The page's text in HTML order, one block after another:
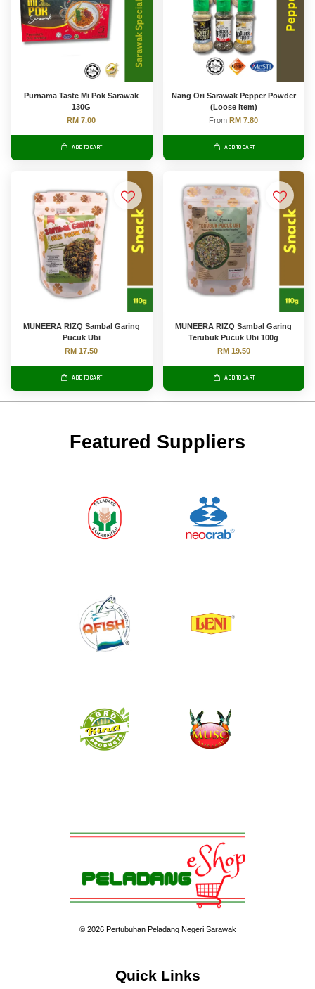
Purnama Taste Mi Pok Sarawak
130G
RM 7.00
ADD TO CART
Nang Ori Sarawak Pepper Powder
(Loose Item)
FromRM 7.80
ADD TO CART
MUNEERA RIZQ Sambal Garing
Pucuk Ubi
RM 17.50
ADD TO CART
MUNEERA RIZQ Sambal Garing
Terubuk Pucuk Ubi 100g
RM 19.50
ADD TO CART
Featured Suppliers
© 2026 Pertubuhan Peladang Negeri Sarawak
Quick Links